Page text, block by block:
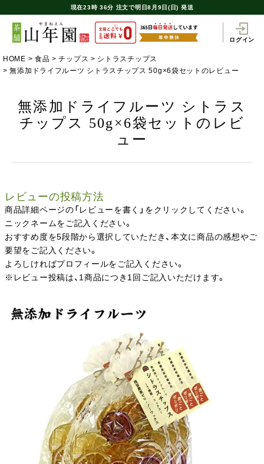
現在23時 36分 注文で明日8月9日(日) 発送
ログイン
HOME 食品 チップス
シトラスチップス
無添加ドライフルーツ シトラスチップス 50g×6袋セットのレビュー
無添加ドライフルーツ シトラス
チップス 50g×6袋セットのレビ
ュー
レビューの投稿方法
商品詳細ページの「レビューを書く」をクリックしてください。
ニックネームをご記入ください。
おすすめ度を5段階から選択していただき、本文に商品の感想やご
要望をご記入ください。
よろしければプロフィールをご記入ください。
※レビュー投稿は、1商品につき1回ご記入いただけます。